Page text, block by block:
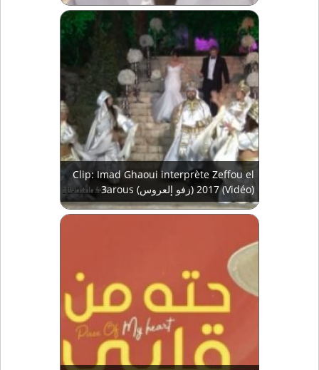
Clip: Imad Ghaoui interprète Zeffou el
3arous (زفو إلعروس) 2017 (Vidéo)